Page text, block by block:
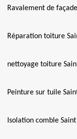
Ravalement de
Réparation toiture
nettoyage toiture
Peinture sur tuile
Isolation comble